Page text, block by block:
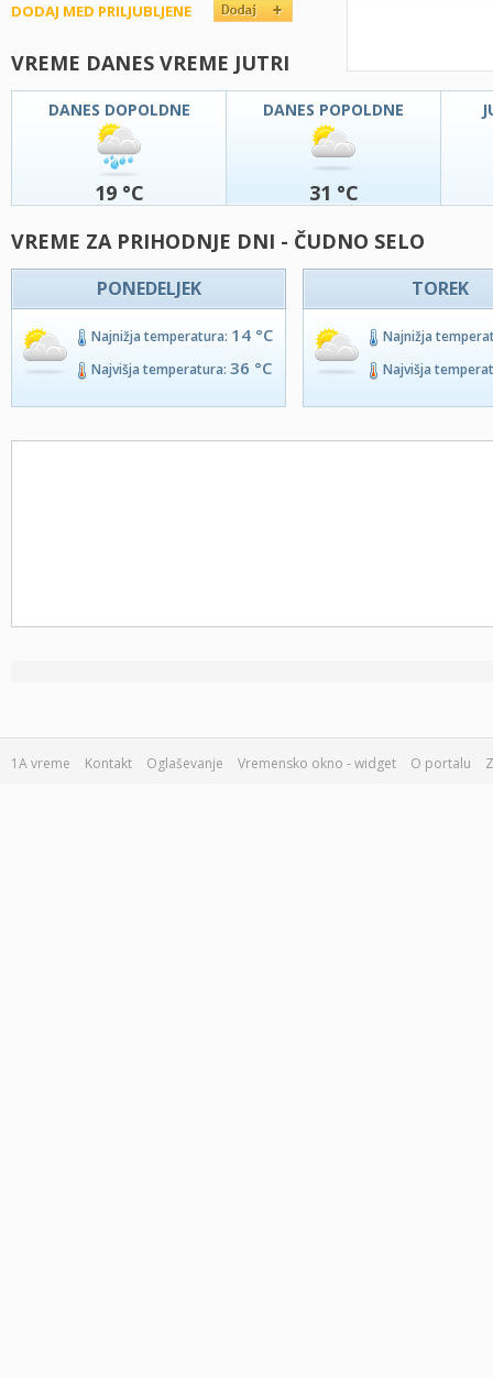
DODAJ MED PRILJUBLJENE
VREME DANES VREME JUTRI
DANES DOPOLDNE
19 °C
DANES POPOLDNE
31 °C
VREME ZA PRIHODNJE DNI - ČUDNO SELO
PONEDELJEK
Najnižja temperatura: 14 °C
Najvišja temperatura: 36 °C
TOREK
Najnižja
Najvišja
1A vreme Kontakt Oglaševanje Vremensko okno - widget O portalu